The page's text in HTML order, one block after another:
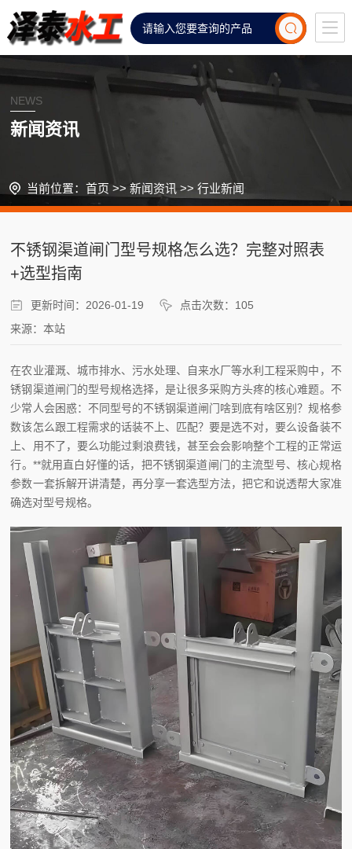
NEWS
新闻资讯
当前位置： 首页 >> 新闻资讯 >> 行业新闻
不锈钢渠道闸门型号规格怎么选？完整对照表
+选型指南
更新时间：2026-01-19
点击次数：105
来源：本站
在农业灌溉、城市排水、污水处理、自来水厂等水利工程采购中，不
锈钢渠道闸门的型号规格选择，是让很多采购方头疼的核心难题。不
少常人会困惑：不同型号的不锈钢渠道闸门啥到底有啥区别？规格参
数该怎么跟工程需求的话装不上、匹配？要是选不对，要么设备装不
上、用不了，要么功能过剩浪费钱，甚至会会影响整个工程的正常运
行。**就用直白好懂的话，把不锈钢渠道闸门的主流型号、核心规格
参数一套拆解开讲清楚，再分享一套选型方法，把它和说透帮大家准
确选对型号规格。